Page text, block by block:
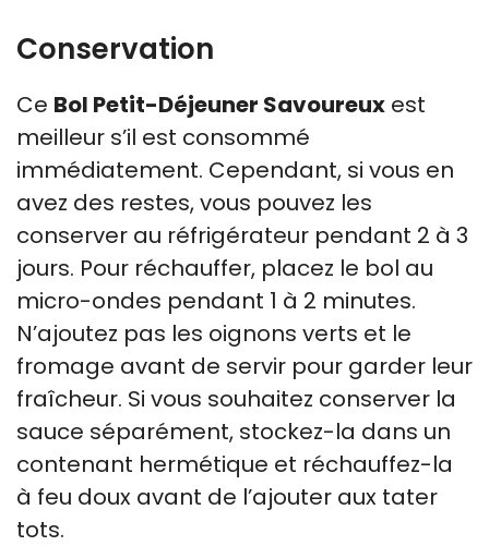
Conservation
Ce Bol Petit-Déjeuner Savoureux est
meilleur s’il est consommé
immédiatement. Cependant, si vous en
avez des restes, vous pouvez les
conserver au réfrigérateur pendant 2 à 3
jours. Pour réchauffer, placez le bol au
micro-ondes pendant 1 à 2 minutes.
N’ajoutez pas les oignons verts et le
fromage avant de servir pour garder leur
fraîcheur. Si vous souhaitez conserver la
sauce séparément, stockez-la dans un
contenant hermétique et réchauffez-la
à feu doux avant de l’ajouter aux tater
tots.